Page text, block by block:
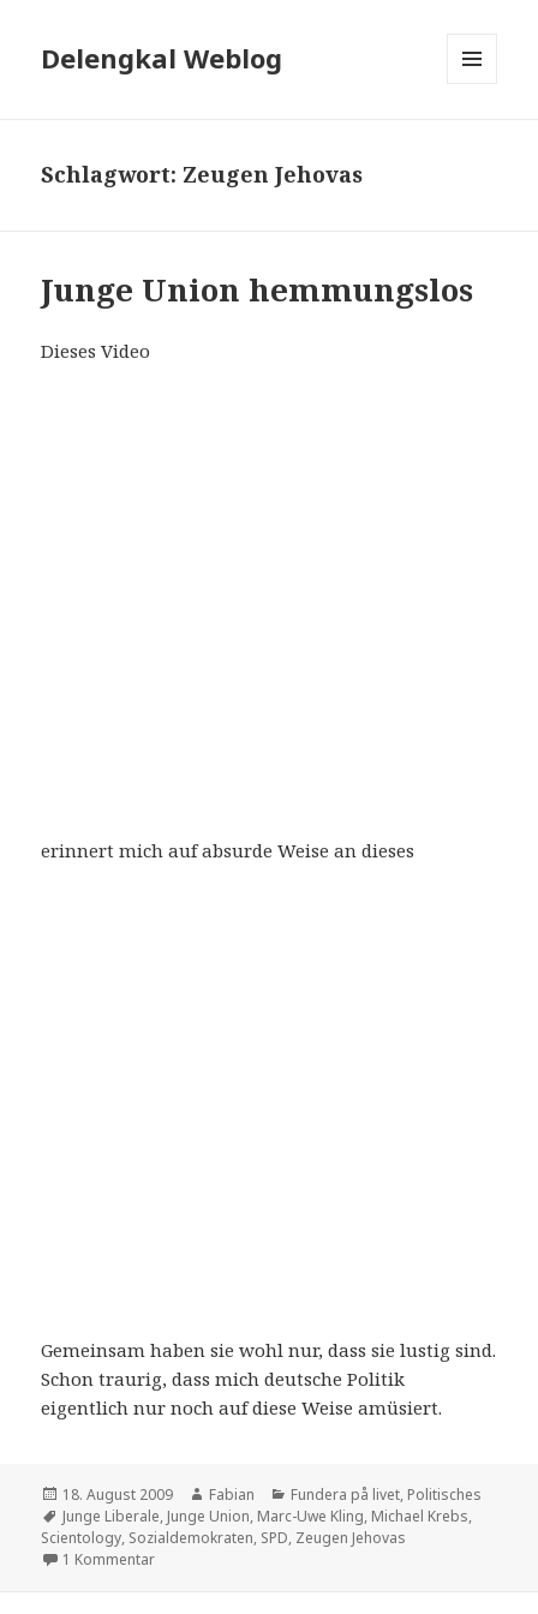
Delengkal Weblog
Schlagwort: Zeugen Jehovas
Junge Union hemmungslos
Dieses Video
erinnert mich auf absurde Weise an dieses
Gemeinsam haben sie wohl nur, dass sie lustig sind.
Schon traurig, dass mich deutsche Politik
eigentlich nur noch auf diese Weise amüsiert.
Veröffentlicht
am
18. August 2009 Autor
Fabian Kategorien
Fundera på livet, Politisches
Schlagwörter
Junge Liberale, Junge Union, Marc-Uwe Kling, Michael Krebs,
Scientology, Sozialdemokraten, SPD, Zeugen Jehovas
1 Kommentarzu Junge Union hemmungslos